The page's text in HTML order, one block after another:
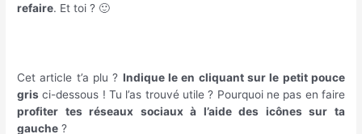
refaire. Et toi ? 🙂
Cet article t’a plu ? Indique le en cliquant sur le petit pouce
gris ci-dessous ! Tu l’as trouvé utile ? Pourquoi ne pas en faire
profiter tes réseaux sociaux à l’aide des icônes sur ta
gauche ?